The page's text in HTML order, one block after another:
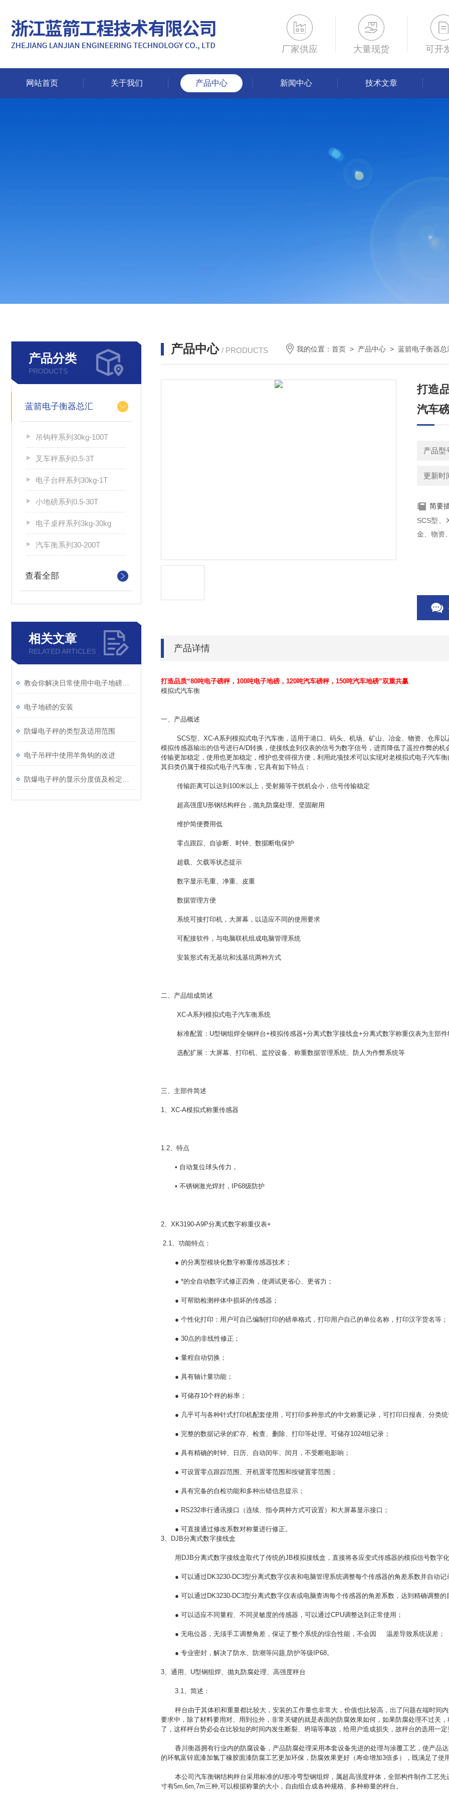
厂家供应 大量现货 可开
网站首页 关于我们 产品中心 新闻中心 技术文章
产品分类
PRODUCTS
蓝箭电子衡器总汇
吊钩秤系列30kg-100T
叉车秤系列0.5-3T
电子台秤系列30kg-1T
小地磅系列0.5-30T
电子桌秤系列3kg-30kg
汽车衡系列30-200T
查看全部
相关文章
RELATED ARTICLES
电子地磅的安装
防爆电子秤的类型及适用范围
电子吊秤中使用羊角钩的改进
产品中心 / PRODUCTS 我的位置：首页 > 产品中心 >蓝箭电子衡器总
打造
汽车
产品型
更新时
简要
SCS型、
金、物资
产品详情
打造品质“80吨电子磅秤，100吨电子地磅，120吨汽车磅秤，150吨汽车地磅”双重共赢
模拟式汽车衡
一、产品概述
SCS型、XC-A系列模拟式电子汽车衡，适用于港口、码头、机场、矿山、冶金、物资、仓库以
模拟传感器输出的信号进行A/D转换，使接线盒到仪表的信号为数字信号，进而降低了遥控作弊的
传输更加稳定，使用也更加稳定，维护也变得很方便，利用此项技术可以实现对老模拟式电子汽车
其归类仍属于模拟式电子汽车衡，它具有如下特点：
传输距离可以达到100米以上，受射频等干扰机会小，信号传输稳定
超高强度U形钢结构秤台，抛丸防腐处理、坚固耐用
维护简便费用低
零点跟踪、自诊断、时钟、数据断电保护
超载、欠载等状态提示
数字显示毛重、净重、皮重
数据管理方便
系统可接打印机，大屏幕，以适应不同的使用要求
可配接软件，与电脑联机组成电脑管理系统
安装形式有无基坑和浅基坑两种方式
二、产品组成简述
XC-A系列模拟式电子汽车衡系统
标准配置：U型钢组焊全钢秤台+模拟传感器+分离式数字接线盒+分离式数字称重仪表为主部件
选配扩展：大屏幕、打印机、监控设备、称重数据管理系统、防人为作弊系统等
三、主部件简述
1、XC-A模拟式称重传感器
1.2、特点
• 自动复位球头传力，
• 不锈钢激光焊封，IP68级防护
2、XK3190-A9P分离式数字称重仪表+
2.1、功能特点：
● 的分离型模块化数字称重传感器技术；
● *的全自动数字式修正四角，使调试更省心、更省力；
● 可帮助检测秤体中损坏的传感器；
● 个性化打印：用户可自己编制打印的磅单格式，打印用户自己的单位名称，打印汉字货名等；
● 30点的非线性修正；
● 量程自动切换；
● 具有轴计量功能；
● 可储存10个秤的标率；
● 几乎可与各种针式打印机配套使用，可打印多种形式的中文称重记录，可打印日报表、分类
● 完整的数据记录的贮存、检查、删除、打印等处理。可储存1024组记录；
● 具有精确的时钟、日历、自动闰年、闰月，不受断电影响；
● 可设置零点跟踪范围、开机置零范围和按键置零范围；
● 具有完备的自检功能和多种出错信息提示；
● RS232串行通讯接口（连续、指令两种方式可设置）和大屏幕显示接口；
● 可直接通过修改系数对称量进行修正。
3、DJB分离式数字接线盒
用DJB分离式数字接线盒取代了传统的JB模拟接线盒，直接将各应变式传感器的模拟信号数字
● 可以通过DK3230-DC3型分离式数字仪表和电脑管理系统调整每个传感器的角差系数并自动记
● 可以通过DK3230-DC3型分离式数字仪表或电脑查询每个传感器的角差系数，达到精确调整的
● 可以适应不同量程、不同灵敏度的传感器，可以通过CPU调整达到正常使用；
● 无电位器，无须手工调整角差，保证了整个系统的综合性能，不会因 温差导致系统误差；
● 专业密封，解决了防水、防潮等问题,防护等级IP68。
3、通用、U型钢组焊、抛丸防腐处理、高强度秤台
3.1、简述：
秤台由于其体积和重量都比较大，安装的工作量也非常大，价值也比较高，出了问题在端时间
要求中，除了材料要用对、用到位外，非常关键的就是表面的防腐效果如何，如果防腐处理不过关
了，这样秤台势必会在比较短的时间内发生断裂、坍塌等事故，给用户造成损失，故秤台的选用一
香川衡器拥有行业内的防腐设备，产品防腐处理采用本套设备先进的处理与涂覆工艺，使产品
的环氧富锌底漆加氯丁橡胶面漆防腐工艺更加环保，防腐效果更好（寿命增加3倍多），既满足了使
本公司汽车衡钢结构秤台采用标准的U形冷弯型钢组焊，属超高强度秤体，全部构件制作工艺先
寸有5m,6m,7m三种,可以根据称量的大小，自由组合成各种规格、多种称量的秤台。